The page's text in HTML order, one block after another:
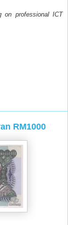
on professional ICT
RM1000